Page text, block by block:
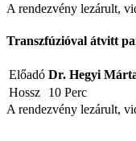
A rendezvény lezárult,
Transzfúzióval átvitt
Előadó Dr. Hegyi
Hossz
10 Perc
A rendezvény lezárult,